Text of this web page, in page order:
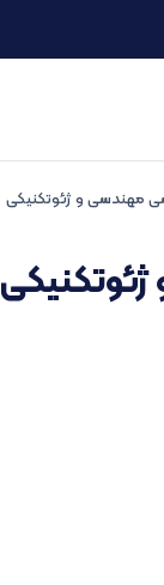
مهندسی و ژئوتکنیکی